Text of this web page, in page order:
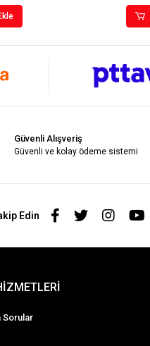
Güvenli Alışveriş
Güvenli ve kolay ödeme sistemi
Edin
Sorular